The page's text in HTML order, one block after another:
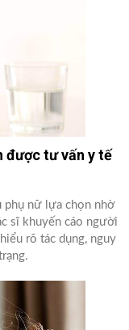
được tư vấn y tế
phụ nữ lựa chọn nhờ
sĩ khuyến cáo người
rõ tác dụng, nguy